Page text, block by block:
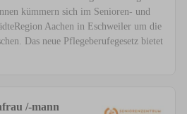
kümmern sich im Senioren- und
Aachen in Eschweiler um die
Das neue Pflegeberufegesetz bietet
/-mann